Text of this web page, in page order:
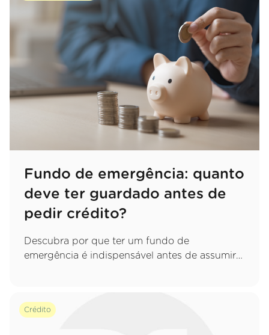
Fundo de emergência: quanto
deve ter guardado antes de
pedir crédito?
Descubra por que ter um fundo de
emergência é indispensável antes de assumir
Crédito